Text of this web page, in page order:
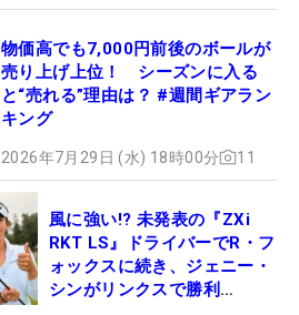
物価高でも7,000円前後のボールが
売り上げ上位！ シーズンに入る
と“売れる”理由は？ #週間ギアラン
キング
2026年7月29日 (水) 18時00分 11
風に強い!? 未発表の『ZXi
RKT LS』ドライバーでR・フ
ォックスに続き、ジェニー・
シンがリンクスで勝利